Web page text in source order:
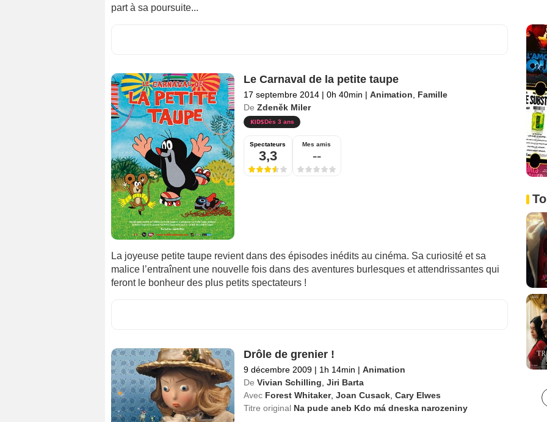
part à sa poursuite...
Le Carnaval de la petite taupe
17 septembre 2014 | 0h 40min | Animation
Famille
De Zdeněk Miler
Dès 3 ans
Spectateurs
3,3
Mes amis
--
La joyeuse petite taupe revient dans des épisodes inédits au cinéma. Sa curiosité et sa
malice l’entraînent une nouvelle fois dans des aventures burlesques et attendrissantes qui
feront le bonheur des plus petits spectateurs !
Drôle de grenier !
9 décembre 2009 | 1h 14min | Animation
De Vivian Schilling Jiri Barta
Avec Forest Whitaker, Joan Cusack, Cary Elwes
Titre original Na pude aneb Kdo má dneska narozeniny